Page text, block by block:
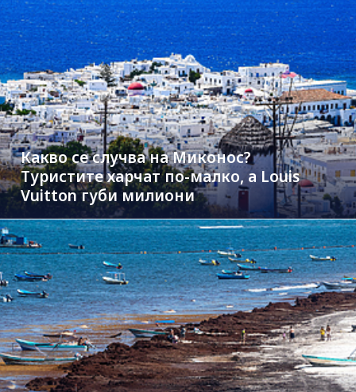
Какво се случва на Миконос?
Туристите харчат по-малко, а Louis
Vuitton губи милиони